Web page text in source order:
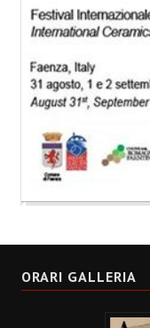
ORARI GALLERIA